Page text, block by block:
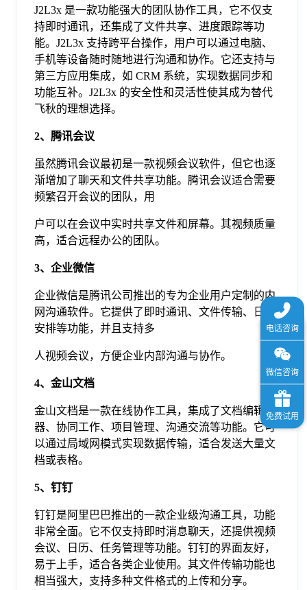
J2L3x 是一款功能强大的团队协作工具，它不仅支
持即时通讯，还集成了文件共享、进度跟踪等功
能。J2L3x 支持跨平台操作，用户可以通过电脑、
手机等设备随时随地进行沟通和协作。它还支持与
第三方应用集成，如 CRM 系统，实现数据同步和
功能互补。J2L3x 的安全性和灵活性使其成为替代
飞秋的理想选择。
2、腾讯会议
虽然腾讯会议最初是一款视频会议软件，但它也逐
渐增加了聊天和文件共享功能。腾讯会议适合需要
频繁召开会议的团队，用
户可以在会议中实时共享文件和屏幕。其视频质量
高，适合远程办公的团队。
3、企业微信
企业微信是腾讯公司推出的专为企业用户定制的内
网沟通软件。它提供了即时通讯、文件传输、日程
安排等功能，并且支持多
人视频会议，方便企业内部沟通与协作。
4、金山文档
金山文档是一款在线协作工具，集成了文档编辑
器、协同工作、项目管理、沟通交流等功能。它可
以通过局域网模式实现数据传输，适合发送大量文
档或表格。
5、钉钉
钉钉是阿里巴巴推出的一款企业级沟通工具，功能
非常全面。它不仅支持即时消息聊天，还提供视频
会议、日历、任务管理等功能。钉钉的界面友好，
易于上手，适合各类企业使用。其文件传输功能也
相当强大，支持多种文件格式的上传和分享。